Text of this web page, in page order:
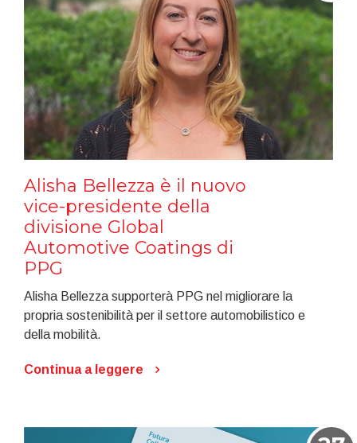
Alisha Bellezza è il nuovo
vice-presidente della
divisione Global
Automotive Coatings di
PPG
Alisha Bellezza supporterà PPG nel migliorare la
propria sostenibilità per il settore automobilistico e
della mobilità.
Continua a leggere